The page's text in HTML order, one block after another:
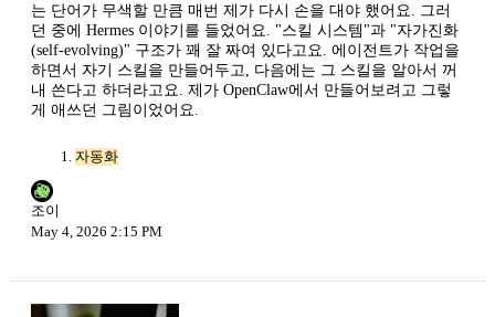
는 단어가 무색할 만큼 매번 제가 다시 손을 대야 했어요. 그러
던 중에 Hermes 이야기를 들었어요. "스킬 시스템"과 "자가진화
(self-evolving)" 구조가 꽤 잘 짜여 있다고요. 에이전트가 작업을
하면서 자기 스킬을 만들어두고, 다음에는 그 스킬을 알아서 꺼
내 쓴다고 하더라고요. 제가 OpenClaw에서 만들어보려고 그렇
게 애쓰던 그림이었어요.
자동화
조이
May 4, 2026 2:15 PM